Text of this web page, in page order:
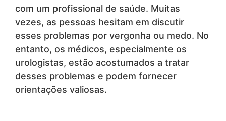
com um profissional de saúde. Muitas
vezes, as pessoas hesitam em discutir
esses problemas por vergonha ou medo. No
entanto, os médicos, especialmente os
urologistas, estão acostumados a tratar
desses problemas e podem fornecer
orientações valiosas.